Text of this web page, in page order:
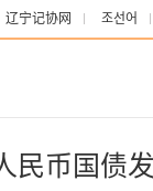
辽宁记协网 조선어
民币国债